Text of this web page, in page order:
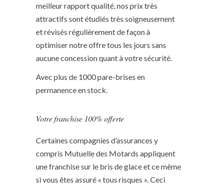
meilleur rapport qualité, nos prix très
attractifs sont étudiés très soigneusement
et révisés régulièrement de façon à
optimiser notre offre tous les jours sans
aucune concession quant à votre sécurité.
Avec plus de 1000 pare-brises en
permanence en stock.
Votre franchise 100% offerte
Certaines compagnies d’assurances y
compris Mutuelle des Motards appliquent
une franchise sur le bris de glace et ce même
si vous êtes assuré « tous risques ». Ceci